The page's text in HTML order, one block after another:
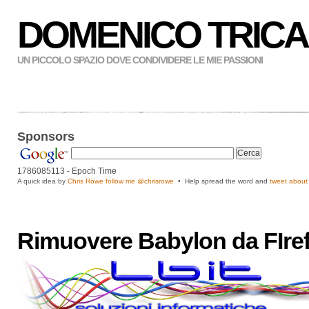
DOMENICO
UN PICCOLO SPAZIO DOVE CONDIVIDERE LE MIE PASSIONI
Sponsors
1786085114 - Epoch Time
A quick idea by Chris Rowe follow me @chrisrowe • Help spread the word and tweet
Rimuovere Babylon da